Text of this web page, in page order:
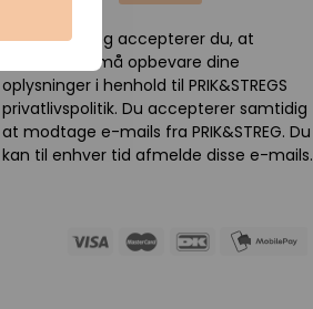
Ved tilmelding accepterer du, at
PRIK&STREG må opbevare dine
oplysninger i henhold til PRIK&STREGS
privatlivspolitik. Du accepterer samtidig
at modtage e-mails fra PRIK&STREG. Du
kan til enhver tid afmelde disse e-mails.